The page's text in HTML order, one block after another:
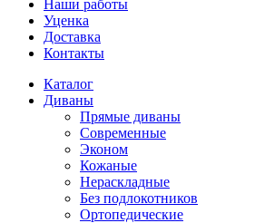
Наши работы
Уценка
Доставка
Контакты
Каталог
Диваны
Прямые диваны
Современные
Эконом
Кожаные
Нераскладные
Без подлокотников
Ортопедические